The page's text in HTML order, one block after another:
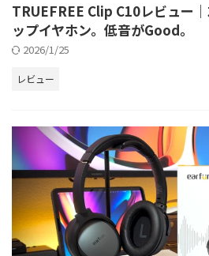
TRUEFREE Clip C10レビュー
ップイヤホン。低音がGood。
2026/1/25
レビュー